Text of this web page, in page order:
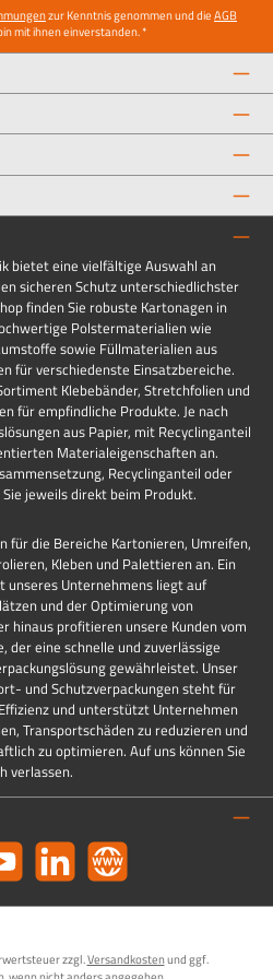
zur Kenntnis genommen und dieAGB
mit ihnen einverstanden.*
bietet eine vielfältige Auswahl an
sicheren Schutz unterschiedlichster
finden Sie robuste Kartonagen in
Polstermaterialien wie
sowie Füllmaterialien aus
für verschiedenste Einsatzbereiche.
Klebebänder, Stretchfolien und
für empfindliche Produkte. Je nach
aus Papier, mit Recyclinganteil
Materialeigenschaften an.
Recyclinganteil oder
jeweils direkt beim Produkt.
für die Bereiche Kartonieren, Umreifen,
Kleben und Palettieren an. Ein
unseres Unternehmens liegt auf
und der Optimierung von
hinaus profitieren unsere Kunden vom
der eine schnelle und zuverlässige
gewährleistet. Unser
und Schutzverpackungen steht für
und unterstützt Unternehmen
Transportschäden zu reduzieren und
zu optimieren. Auf uns können Sie
verlassen.
LinkedIn Website
zzgl.Versandkostenund ggf.